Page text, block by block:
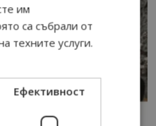
им
са събрали от
техните услуги.
Ефективност